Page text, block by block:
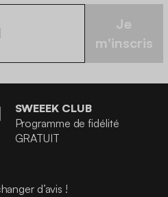
Je
m'inscris
SWEEEK CLUB
Programme de fidélité
GRATUIT
d’avis !